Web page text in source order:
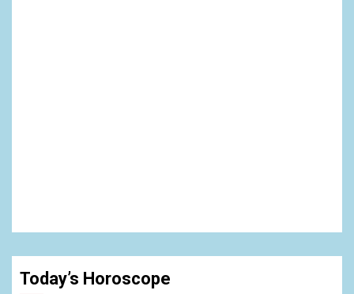
Today’s Horoscope